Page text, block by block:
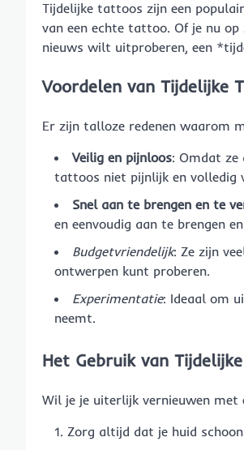
Tijdelijke tattoos zijn een
van een echte tattoo. Of je nu
nieuws wilt uitproberen, een
Voordelen van Tijdelijke
Er zijn talloze redenen waarom
Veilig en pijnloos: Omdat ze
tattoos niet pijnlijk en volledig
Snel aan te brengen en te
en eenvoudig aan te brengen
Budgetvriendelijk: Ze zijn
ontwerpen kunt proberen.
Experimentatie: Ideaal om
neemt.
Het Gebruik van
Wil je je uiterlijk vernieuwen
Zorg altijd dat je huid